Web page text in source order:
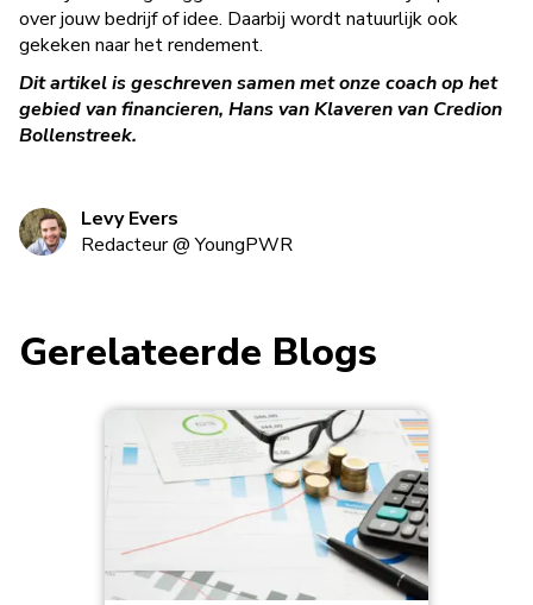
over jouw bedrijf of idee. Daarbij wordt natuurlijk ook
gekeken naar het rendement.
Dit artikel is geschreven samen met onze coach op het
gebied van financieren, Hans van Klaveren van Credion
Bollenstreek.
Levy Evers
Redacteur@YoungPWR
Gerelateerde Blogs